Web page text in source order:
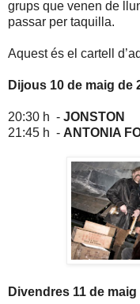
grups que venen de
passar per taquilla.
Aquest és el cartell
Dijous 10 de maig de
20:30 h - JONSTON
21:45 h - ANTONIA
Divendres 11 de maig